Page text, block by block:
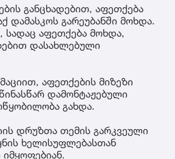
განცხადებით, აფეთქება
დამასკოს გარეუბანში მოხდა.
სადაც აფეთქება მოხდა,
დასახლებული
აფეთქების მიზეზი
დამონტაჟებული
გახდა.
დრუზთა თემის გარკვეული
ხელისუფლებასთან